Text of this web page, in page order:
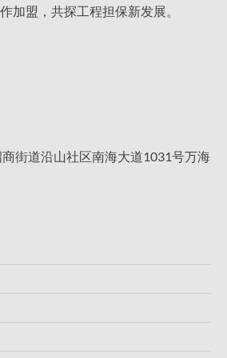
加盟，共探工程担保新发展。
街道沿山社区南海大道1031号万海